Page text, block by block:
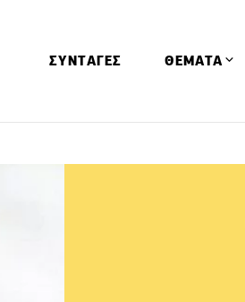
ΣΥΝΤΑΓΕΣ ΘΕΜΑΤΑ